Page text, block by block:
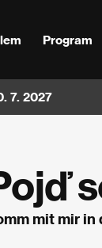
Program
7. 2027
mit mir in